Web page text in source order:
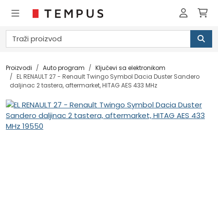
Proizvodi Auto program
Ključevi sa elektronikom
EL RENAULT 27 - Renault Twingo Symbol Dacia Duster Sandero
daljinac 2 tastera, aftermarket, HITAG AES 433 MHz